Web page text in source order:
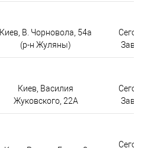
Киев, В. Чорновола, 54а
(р-н Жуляны)
Киев, Василия
Жуковского, 22А